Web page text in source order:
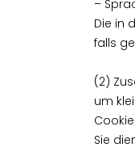
–
Die in
falls
(2)
um
Sie